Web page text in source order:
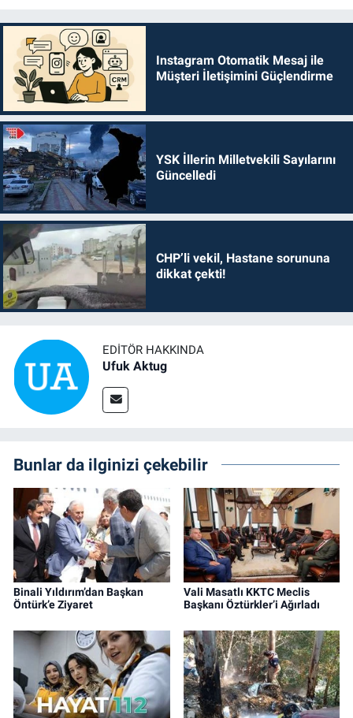
Instagram Otomatik Mesaj ile
Müşteri İletişimini Güçlendirme
YSK İllerin Milletvekili Sayılarını
Güncelledi
CHP’li vekil, Hastane sorununa
dikkat çekti!
EDITÖR HAKKINDA
Ufuk Aktug
Bunlar da ilginizi çekebilir
Binali Yıldırım’dan Başkan
Öntürk’e Ziyaret
Vali Masatlı KKTC Meclis
Başkanı Öztürkler’i Ağırladı